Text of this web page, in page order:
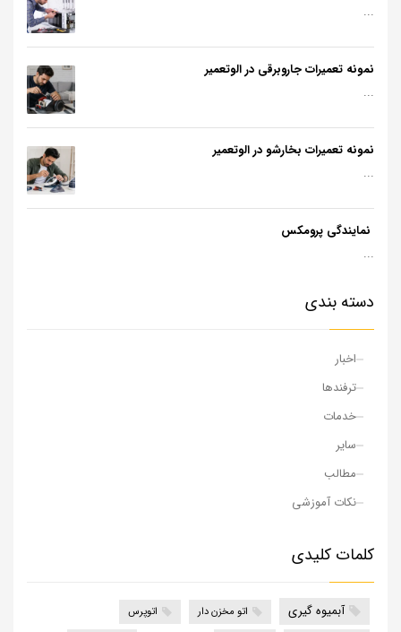
...
نمونه تعمیرات جاروبرقی در الوتعمیر
...
نمونه تعمیرات بخارشو در الوتعمیر
...
نمایندگی پرومکس
...
دسته بندی
اخبار
ترفندها
خدمات
سایر
مطالب
نکات آموزشی
کلمات کلیدی
آبمیوه گیری اتو مخزن دار اتوپرس